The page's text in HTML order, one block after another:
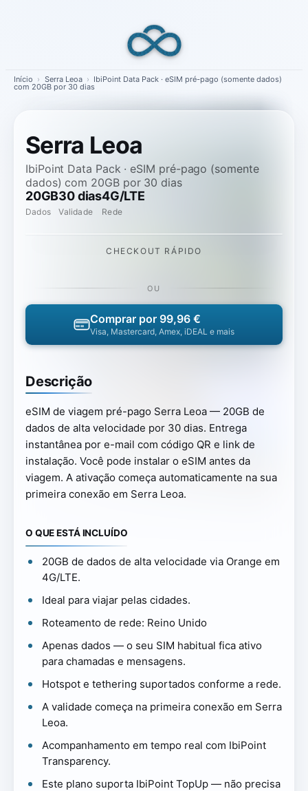
Início › Serra Leoa › IbiPoint Data Pack · eSIM pré-pago (somente dados)
com 20GB por 30 dias
Serra Leoa
IbiPoint Data Pack · eSIM pré-pago (somente
dados) com 20GB por 30 dias
20GB
Dados
30 dias
Validade
4G/LTE
Rede
Descrição
eSIM de viagem pré-pago Serra Leoa — 20GB de
dados de alta velocidade por 30 dias. Entrega
instantânea por e-mail com código QR e link de
instalação. Você pode instalar o eSIM antes da
viagem. A ativação começa automaticamente na sua
primeira conexão em Serra Leoa.
O QUE ESTÁ INCLUÍDO
20GB de dados de alta velocidade via Orange em
4G/LTE.
Ideal para viajar pelas cidades.
Roteamento de rede: Reino Unido
Apenas dados — o seu SIM habitual fica ativo
para chamadas e mensagens.
Hotspot e tethering suportados conforme a rede.
A validade começa na primeira conexão em Serra
Leoa.
Acompanhamento em tempo real com IbiPoint
Transparency.
Este plano suporta IbiPoint TopUp — não precisa
CHECKOUT RÁPIDO
OU
Comprar por 99,96 €
Visa, Mastercard, Amex, iDEAL e mais